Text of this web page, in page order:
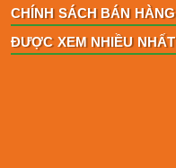
CHÍNH SÁCH BÁN HÀNG
ĐƯỢC XEM NHIỀU NHẤT